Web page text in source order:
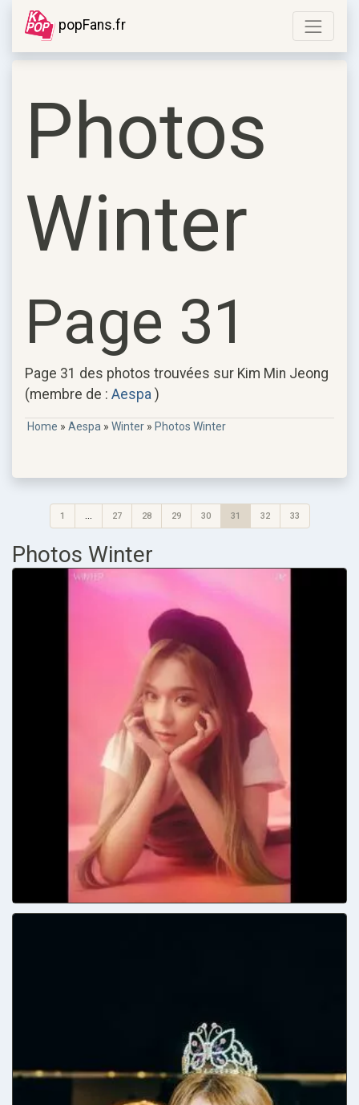
popFans.fr
Photos
Winter
Page 31
Page 31 des photos trouvées sur Kim Min Jeong
(membre de : Aespa )
Home » Aespa » Winter » Photos Winter
1 ... 27 28 29 30 31 32 33
Photos Winter